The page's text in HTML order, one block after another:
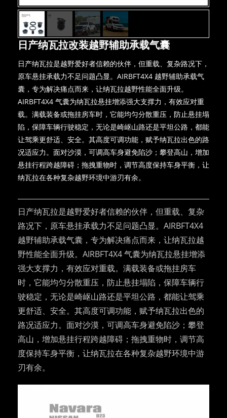
日产纳瓦拉改装越野辅助承载气囊
日产纳瓦拉是越野爱好者信赖的伙伴，但重载、复杂路况下，
原车悬挂承载力不足问题凸显。AIRBFT4X4 越野辅助承载气
囊，专为解决痛点而来，让纳瓦拉越野性能全面升级。​
AIRBFT4X4 气囊为纳瓦拉悬挂增添强大支撑力，有效应对重
载。满载装备或拖挂房车时，它能均匀分散重压，防止悬挂塌
陷，保障车辆行驶稳定，无论是崎岖山路还是平坦公路，都能
让驾乘更舒适、安全。​其高度可调功能，赋予纳瓦拉出色的路
况适应力。面对沙漠，可调高车身避免陷沙；攀登高山，增加
悬挂行程跨越障碍；拖拽重物时，调节高度保持车身平衡，让
纳瓦拉在各种复杂越野环境中游刃有余。
日产纳瓦拉是越野爱好者信赖的伙伴，但重载、复杂
路况下，原车悬挂承载力不足问题凸显。AIRBFT4X4
越野辅助承载气囊，专为解决痛点而来，让纳瓦拉越
野性能全面升级。​AIRBFT4X4 气囊为纳瓦拉悬挂增添
强大支撑力，有效应对重载。满载装备或拖挂房车
时，它能均匀分散重压，防止悬挂塌陷，保障车辆行
驶稳定，无论是崎岖山路还是平坦公路，都能让驾乘
更舒适、安全。​其高度可调功能，赋予纳瓦拉出色的
路况适应力。面对沙漠，可调高车身避免陷沙；攀登
高山，增加悬挂行程跨越障碍；拖拽重物时，调节高
度保持车身平衡，让纳瓦拉在各种复杂越野环境中游
刃有余。